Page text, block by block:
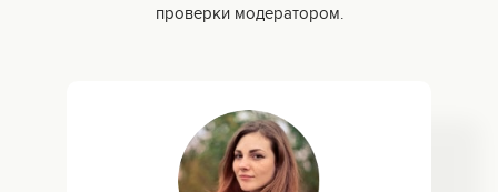
проверки модератором.